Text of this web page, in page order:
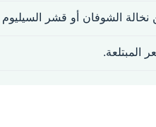
الشوفان أو قشر السيليوم
المبتلعة.